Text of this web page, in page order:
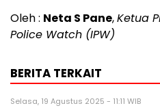
Oleh : Neta S Pane,Ketua
Police Watch (IPW)
BERITA TERKAIT
Selasa, 19 Agustus 2025 - 11:11 WIB